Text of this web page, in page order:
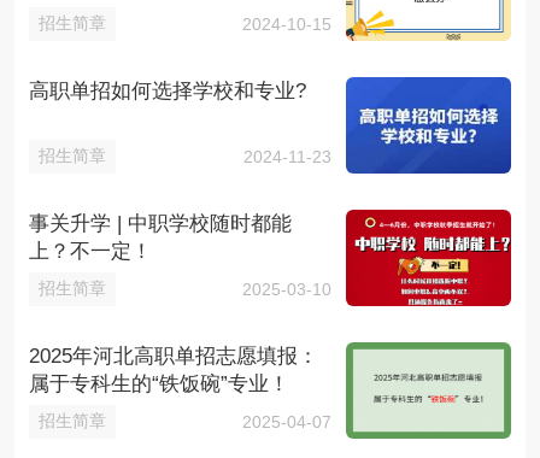
招生简章 2024-10-15
高职单招如何选择学校和专业?
招生简章 2024-11-23
事关升学 | 中职学校随时都能
上？不一定！
招生简章 2025-03-10
2025年河北高职单招志愿填报：
属于专科生的“铁饭碗”专业！
招生简章 2025-04-07